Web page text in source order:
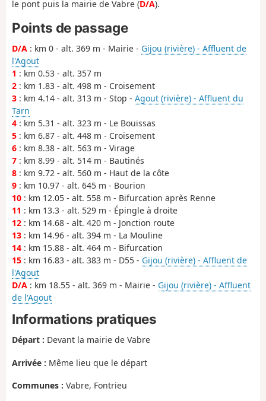
le pont puis la mairie de Vabre (D/A).
Points de passage
D/A : km 0 - alt. 369 m - Mairie - Gijou (rivière) - Affluent de
l'Agout
1 : km 0.53 - alt. 357 m
2 : km 1.83 - alt. 498 m - Croisement
3 : km 4.14 - alt. 313 m - Stop - Agout (rivière) - Affluent du
Tarn
4 : km 5.31 - alt. 323 m - Le Bouissas
5 : km 6.87 - alt. 448 m - Croisement
6 : km 8.38 - alt. 563 m - Virage
7 : km 8.99 - alt. 514 m - Bautinés
8 : km 9.72 - alt. 560 m - Haut de la côte
9 : km 10.97 - alt. 645 m - Bourion
10 : km 12.05 - alt. 558 m - Bifurcation après Renne
11 : km 13.3 - alt. 529 m - Épingle à droite
12 : km 14.68 - alt. 420 m - Jonction route
13 : km 14.96 - alt. 394 m - La Mouline
14 : km 15.88 - alt. 464 m - Bifurcation
15 : km 16.83 - alt. 383 m - D55 - Gijou (rivière) - Affluent de
l'Agout
D/A : km 18.55 - alt. 369 m - Mairie - Gijou (rivière) - Affluent
de l'Agout
Informations pratiques
Départ : Devant la mairie de Vabre
Arrivée : Même lieu que le départ
Communes : Vabre, Fontrieu